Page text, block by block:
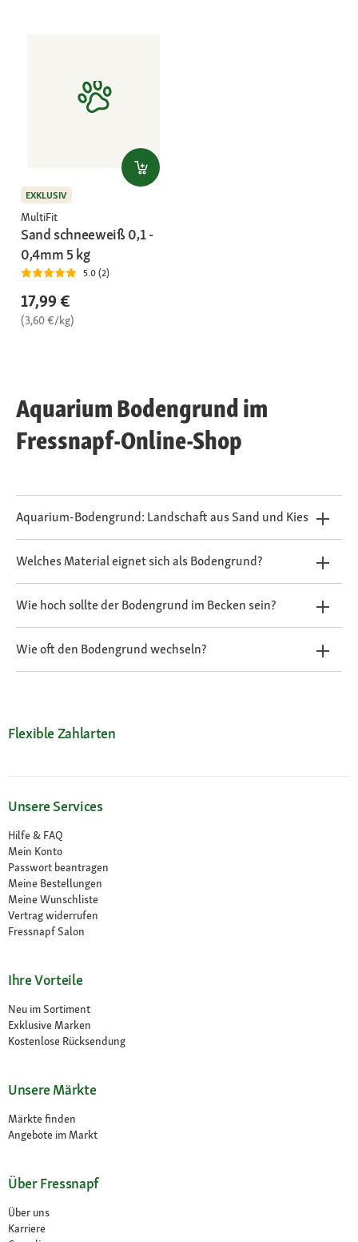
EXKLUSIV
MultiFit
Sand schneeweiß 0,1 -
0,4mm 5 kg
5.0 (2)
17,99 €
(3,60 €/kg)
Aquarium Bodengrund im
Fressnapf-Online-Shop
Aquarium-Bodengrund: Landschaft aus Sand und Kies
Welches Material eignet sich als Bodengrund?
Wie hoch sollte der Bodengrund im Becken sein?
Wie oft den Bodengrund wechseln?
Flexible Zahlarten
Unsere Services
Hilfe & FAQ
Mein Konto
Passwort beantragen
Meine Bestellungen
Meine Wunschliste
Vertrag widerrufen
Fressnapf Salon
Ihre Vorteile
Neu im Sortiment
Exklusive Marken
Kostenlose Rücksendung
Unsere Märkte
Märkte finden
Angebote im Markt
Über Fressnapf
Über uns
Karriere